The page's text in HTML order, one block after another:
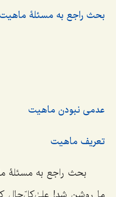
بحث راجع به مسئلۀ ماهیت
عدمی نبودن ماهیت
تعریف ماهیت
بحث راجع به مسئلۀ